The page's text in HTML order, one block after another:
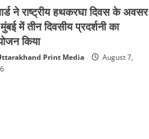
ने राष्ट्रीय हथकरघा दिवस के अवसर
में तीन दिवसीय प्रदर्शनी का
किया
Print Media
August 7,